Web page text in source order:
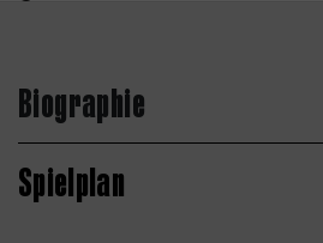
Biographie
Spielplan